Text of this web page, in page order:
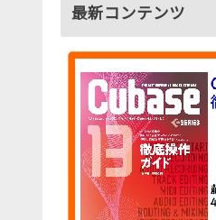
最新コンテンツ